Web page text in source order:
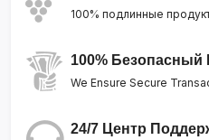
100% подлинные
100% Безопасный
We Ensure Secure
24/7 Центр